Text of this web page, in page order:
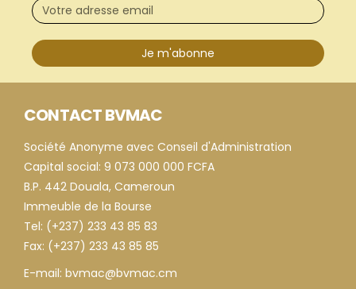
Je m'abonne
CONTACT BVMAC
Société Anonyme avec Conseil d'Administration
Capital social: 9 073 000 000 FCFA
B.P. 442 Douala, Cameroun
Immeuble de la Bourse
Tel: (+237) 233 43 85 83
Fax: (+237) 233 43 85 85
E-mail: bvmac@bvmac.cm